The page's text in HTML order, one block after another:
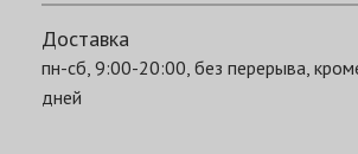
Доставка
пн-сб, 9:00-20:00, без перерыва,
дней